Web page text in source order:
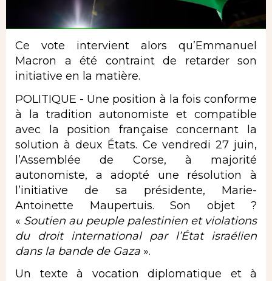
Ce vote intervient alors qu’Emmanuel
Macron a été contraint de retarder son
initiative en la matière.
POLITIQUE - Une position à la fois conforme
à la tradition autonomiste et compatible
avec la position française concernant la
solution à deux États. Ce vendredi 27 juin,
l’Assemblée de Corse, à majorité
autonomiste, a adopté une résolution à
l’initiative de sa présidente, Marie-
Antoinette Maupertuis. Son objet ?
« Soutien au peuple palestinien et violations
du droit international par l’État israélien
dans la bande de Gaza ».
Un texte à vocation diplomatique et à